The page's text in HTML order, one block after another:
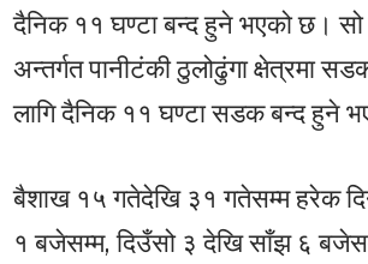
दैनिक ११ घण्टा बन्द हुने भएको छ।
अन्तर्गत पानीटंकी ठुलोढुंगा क्षेत्रमा
लागि दैनिक ११ घण्टा सडक बन्द हुने
बैशाख १५ गतेदेखि ३१ गतेसम्म हरेक
१ बजेसम्म, दिउँसो ३ देखि साँझ ६